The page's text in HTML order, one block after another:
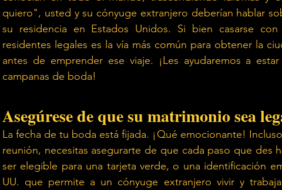
quiero", usted y su cónyuge extranjero deberían hablar
su residencia en Estados Unidos. Si bien casarse con
residentes legales es la vía más común para obtener la
antes de emprender ese viaje. ¡Les ayudaremos a
campanas de boda!
Asegúrese de que su matrimonio sea
La fecha de tu boda está fijada. ¡Qué emocionante!
reunión, necesitas asegurarte de que cada paso que des
ser elegible para una tarjeta verde, o una identificación
UU. que permite a un cónyuge extranjero vivir y